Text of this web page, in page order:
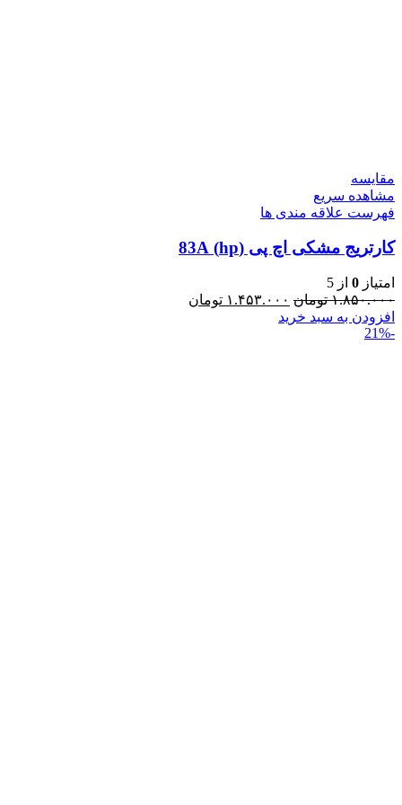
مقایسه
مشاهده سریع
فهرست علاقه مندی ها
کارتریج مشکی اچ پی (hp) 83A
امتیاز 0 از 5
۱.۸۵۰.۰۰۰ تومان ۱.۴۵۳.۰۰۰ تومان
افزودن به سبد خرید
-21%